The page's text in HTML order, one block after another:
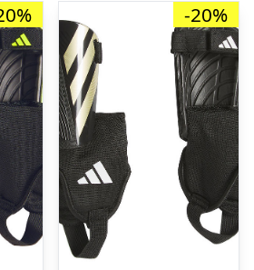
-20%